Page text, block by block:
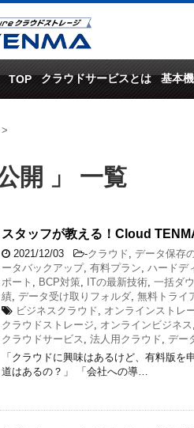
TOP クラウドサービスとは 基本
>
開 」 一覧
スタッフが教える！Cloud
2021/12/03 -クラウド, データ保存
ータバックアップ, 有料プラン, ハードデ
ポート , BCP対策, ITの最新技術, 一括ダ
績, データ受け取りフォルダ, 無料トライ
ビジネスクラウド, オンラインストレ
クラウドストレージ, オンラインビジネス ,
クラウドサービス , 法人用クラウド, デー
「クラウドに興味はあるけど、有料版
道はあるの？」 「会社への導…